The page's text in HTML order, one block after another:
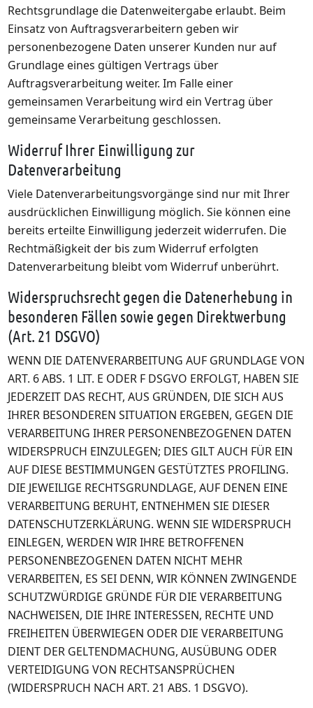
Rechtsgrundlage die Datenweitergabe erlaubt. Beim
Einsatz von Auftragsverarbeitern geben wir
personenbezogene Daten unserer Kunden nur auf
Grundlage eines gültigen Vertrags über
Auftragsverarbeitung weiter. Im Falle einer
gemeinsamen Verarbeitung wird ein Vertrag über
gemeinsame Verarbeitung geschlossen.
Widerruf Ihrer Einwilligung zur
Datenverarbeitung
Viele Datenverarbeitungsvorgänge sind nur mit Ihrer
ausdrücklichen Einwilligung möglich. Sie können eine
bereits erteilte Einwilligung jederzeit widerrufen. Die
Rechtmäßigkeit der bis zum Widerruf erfolgten
Datenverarbeitung bleibt vom Widerruf unberührt.
Widerspruchsrecht gegen die Datenerhebung in
besonderen Fällen sowie gegen Direktwerbung
(Art. 21 DSGVO)
WENN DIE DATENVERARBEITUNG AUF GRUNDLAGE VON
ART. 6 ABS. 1 LIT. E ODER F DSGVO ERFOLGT, HABEN SIE
JEDERZEIT DAS RECHT, AUS GRÜNDEN, DIE SICH AUS
IHRER BESONDEREN SITUATION ERGEBEN, GEGEN DIE
VERARBEITUNG IHRER PERSONENBEZOGENEN DATEN
WIDERSPRUCH EINZULEGEN; DIES GILT AUCH FÜR EIN
AUF DIESE BESTIMMUNGEN GESTÜTZTES PROFILING.
DIE JEWEILIGE RECHTSGRUNDLAGE, AUF DENEN EINE
VERARBEITUNG BERUHT, ENTNEHMEN SIE DIESER
DATENSCHUTZERKLÄRUNG. WENN SIE WIDERSPRUCH
EINLEGEN, WERDEN WIR IHRE BETROFFENEN
PERSONENBEZOGENEN DATEN NICHT MEHR
VERARBEITEN, ES SEI DENN, WIR KÖNNEN ZWINGENDE
SCHUTZWÜRDIGE GRÜNDE FÜR DIE VERARBEITUNG
NACHWEISEN, DIE IHRE INTERESSEN, RECHTE UND
FREIHEITEN ÜBERWIEGEN ODER DIE VERARBEITUNG
DIENT DER GELTENDMACHUNG, AUSÜBUNG ODER
VERTEIDIGUNG VON RECHTSANSPRÜCHEN
(WIDERSPRUCH NACH ART. 21 ABS. 1 DSGVO).